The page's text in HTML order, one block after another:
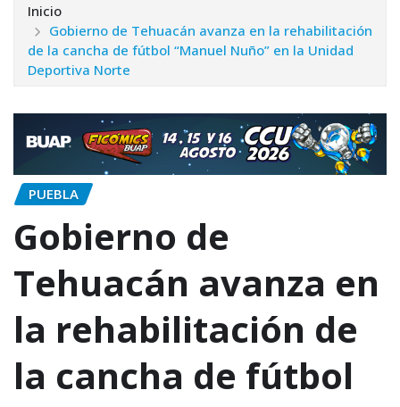
Inicio
Gobierno de Tehuacán avanza en la rehabilitación
de la cancha de fútbol “Manuel Nuño” en la Unidad
Deportiva Norte
PUEBLA
Gobierno de
Tehuacán avanza en
la rehabilitación de
la cancha de fútbol